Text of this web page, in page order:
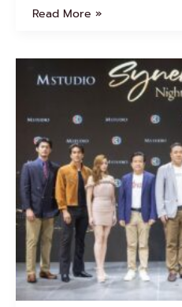
Read More »
Studio
ช่อง
3
นำ
ทัพ
นัก
แสดง
ชุด
ใหญ่
จัด
งาน
“Synergy
Night”